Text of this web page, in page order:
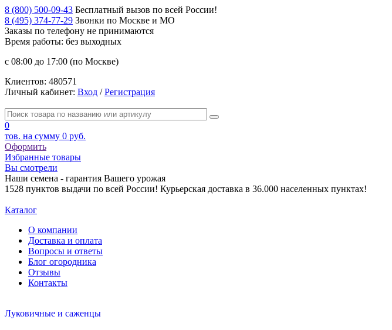
8 (800) 500-09-43 Бесплатный вызов по всей России!
8 (495) 374-77-29 Звонки по Москве и МО
Заказы по телефону не принимаются
Время работы: без выходных
с 08:00 до 17:00 (по Москве)
Клиентов: 480571
Личный кабинет: Вход /Регистрация
0
тов. на сумму 0 руб.
Оформить
Избранные товары
Вы смотрели
Наши семена - гарантия Вашего урожая
1528 пунктов выдачи по всей России! Курьерская доставка в 36.000 населенных пунктах!
Каталог
О компании
Доставка и оплата
Вопросы и ответы
Блог огородника
Отзывы
Контакты
Луковичные и саженцы